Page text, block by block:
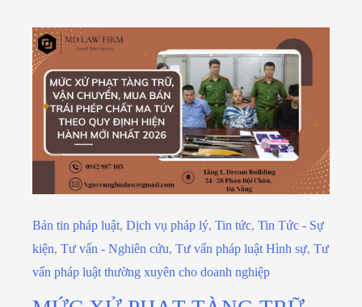
Bản tin pháp luật, Dịch vụ pháp lý, Tin tức, Tin Tức - Sự
kiện, Tư vấn - Nghiên cứu, Tư vấn pháp luật Hình sự, Tư
vấn pháp luật thường xuyên cho doanh nghiệp